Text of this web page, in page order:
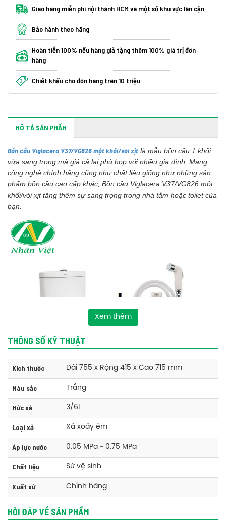
Giao hàng miễn phí nội thành HCM và một số khu vực lân cận
Bảo hành theo hãng
Hoàn tiền 100% nếu hàng giả tặng thêm 100% giá trị đơn
hàng
Chiết khấu cho đơn hàng trên 10 triệu
MÔ TẢ SẢN PHẨM
Bồn cầu Viglacera V37/VG826 một khối/vòi xịt là mẫu bồn cầu 1 khối
vừa sang trọng mà giá cả lại phù hợp với nhiều gia đình. Mang
công nghệ chính hãng cũng như chất liệu giống như những sản
phẩm bồn cầu cao cấp khác, Bồn cầu Viglacera V37/VG826 một
khối/vòi xịt tăng thêm sự sang trọng trong nhà tắm hoặc toilet của
bạn.
Thông số kỹ thuật bồn cầu Viglacera V37/VG826 một khối/vòi xịt
Kích thước: Dài 755 x Rộng 415 x Cao 715 mm
Màu sắc: Trắng
Hệ thống xả: Xả xoáy êm
Lượng nước xả: 3/6L
Tâm xả: 300mm (+-5)
Áp lực nước: 0.05 MPa ~ 0.75 MPa
Xem thêm
THÔNG SỐ KỸ THUẬT
Kích thước Dài 755 x Rộng 415 x Cao 715 mm
Màu sắc Trắng
Mức xả 3/6L
Loại xả Xả xoáy êm
Áp lực nước 0.05 MPa ~ 0.75 MPa
Chất liệu Sứ vệ sinh
Xuất xứ Chính hãng
HỎI ĐÁP VỀ SẢN PHẨM